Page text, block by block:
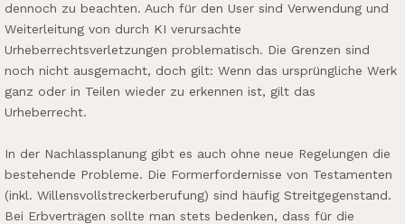
dennoch zu beachten. Auch für den User sind Verwendung und
Weiterleitung von durch KI verursachte
Urheberrechtsverletzungen problematisch. Die Grenzen sind
noch nicht ausgemacht, doch gilt: Wenn das ursprüngliche Werk
ganz oder in Teilen wieder zu erkennen ist, gilt das
Urheberrecht.
In der Nachlassplanung gibt es auch ohne neue Regelungen die
bestehende Probleme. Die Formerfordernisse von Testamenten
(inkl. Willensvollstreckerberufung) sind häufig Streitgegenstand.
Bei Erbverträgen sollte man stets bedenken, dass für die